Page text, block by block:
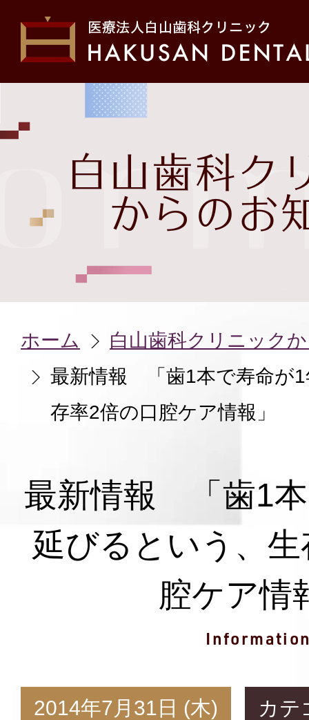
ホーム
院長・スタッフ紹介
お問い合わせ 治
白山歯科クリニックから
お知らせ
白山歯科ク
からのお
ホーム
白山歯科クリニック
最新情報 「歯1本で寿命が1
存率2倍の口腔ケア情報」
最新情報 「歯1
延びるという、
腔ケア情
2014年7月31日 (木) カテ